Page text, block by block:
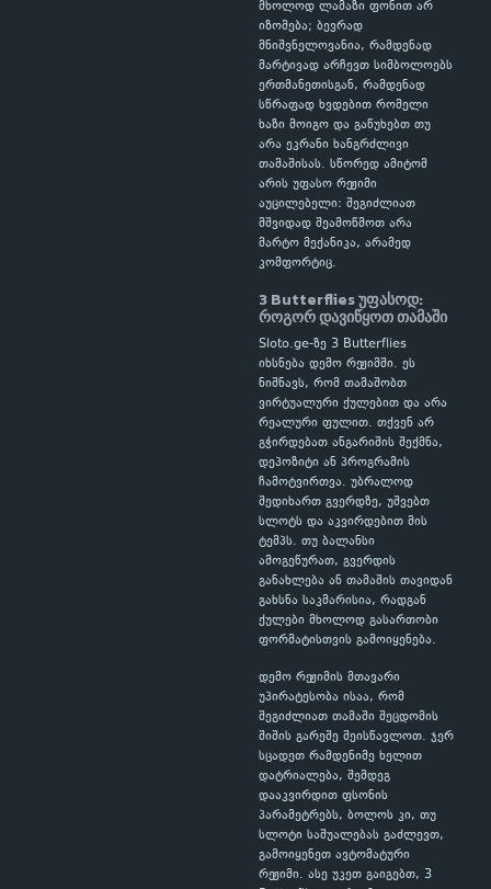
მხოლოდ ლამაზი ფონით არ
იზომება; ბევრად
მნიშვნელოვანია, რამდენად
მარტივად არჩევთ სიმბოლოებს
ერთმანეთისგან, რამდენად
სწრაფად ხვდებით რომელი
ხაზი მოიგო და გაწუხებთ თუ
არა ეკრანი ხანგრძლივი
თამაშისას. სწორედ ამიტომ
არის უფასო რეჟიმი
აუცილებელი: შეგიძლიათ
მშვიდად შეამოწმოთ არა
მარტო მექანიკა, არამედ
კომფორტიც.
3 Butterflies უფასოდ:
როგორ დავიწყოთ თამაში
Sloto.ge-ზე 3 Butterflies
იხსნება დემო რეჟიმში. ეს
ნიშნავს, რომ თამაშობთ
ვირტუალური ქულებით და არა
რეალური ფულით. თქვენ არ
გჭირდებათ ანგარიშის შექმნა,
დეპოზიტი ან პროგრამის
ჩამოტვირთვა. უბრალოდ
შედიხართ გვერდზე, უშვებთ
სლოტს და აკვირდებით მის
ტემპს. თუ ბალანსი
ამოგეწურათ, გვერდის
განახლება ან თამაშის თავიდან
გახსნა საკმარისია, რადგან
ქულები მხოლოდ გასართობი
ფორმატისთვის გამოიყენება.
დემო რეჟიმის მთავარი
უპირატესობა ისაა, რომ
შეგიძლიათ თამაში შეცდომის
შიშის გარეშე შეისწავლოთ. ჯერ
სცადეთ რამდენიმე ხელით
დატრიალება, შემდეგ
დააკვირდით ფსონის
პარამეტრებს, ბოლოს კი, თუ
სლოტი საშუალებას გაძლევთ,
გამოიყენეთ ავტომატური
რეჟიმი. ასე უკეთ გაიგებთ, 3